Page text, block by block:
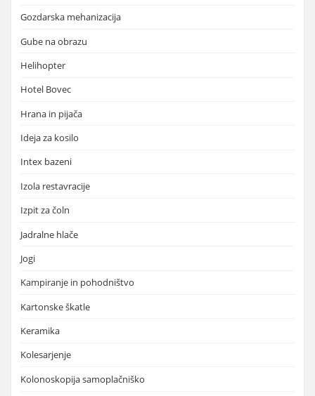
Gozdarska mehanizacija
Gube na obrazu
Helihopter
Hotel Bovec
Hrana in pijača
Ideja za kosilo
Intex bazeni
Izola restavracije
Izpit za čoln
Jadralne hlače
Jogi
Kampiranje in pohodništvo
Kartonske škatle
Keramika
Kolesarjenje
Kolonoskopija samoplačniško